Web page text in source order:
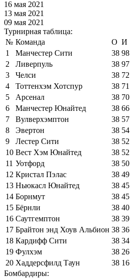
16 мая 2021
13 мая 2021
09 мая 2021
Турнирная таблица:
№ Команда О И
1
Манчестер Сити 38 98
2
Ливерпуль 38 97
3
Челси 38 72
4
Тоттенхэм Хотспур 38 71
5
Арсенал 38 70
6
Манчестер Юнайтед 38 66
7
Вулверхэмптон 38 57
8
Эвертон 38 54
9
Лестер Сити 38 52
10 Вест Хэм Юнайтед 38 52
11 Уотфорд 38 50
12 Кристал Пэлас 38 49
13 Ньюкасл Юнайтед 38 45
14 Борнмут 38 45
15 Бёрнли 38 40
16 Саутгемптон 38 39
17 Брайтон энд Хоув Альбион 38 36
18 Кардифф Сити 38 34
19 Фулхэм 38 26
20 Хаддерсфилд Таун 38 16
Бомбардиры: